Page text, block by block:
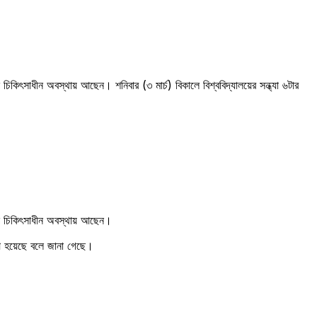
অবস্থায় আছেন। শনিবার (৩ মার্চ) বিকালে বিশ্ববিদ্যালয়ের সন্ধ্যা ৬টার
চিকিৎসাধীন অবস্থায় আছেন।
বলে জানা গেছে।